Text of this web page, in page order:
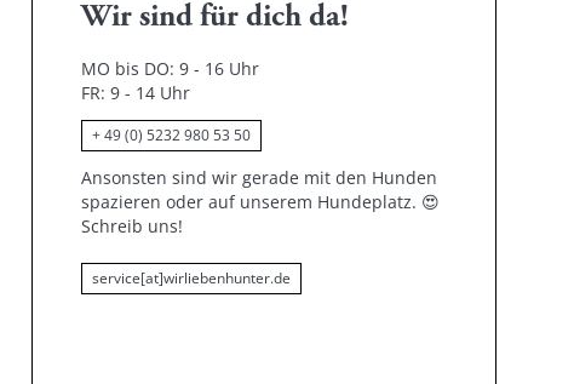
Wir sind für dich da!
MO bis DO: 9 - 16 Uhr
FR: 9 - 14 Uhr
+ 49 (0) 5232 980 53 50
Ansonsten sind wir gerade mit den Hunden
spazieren oder auf unserem Hundeplatz. 😍
Schreib uns!
service[at]wirliebenhunter.de